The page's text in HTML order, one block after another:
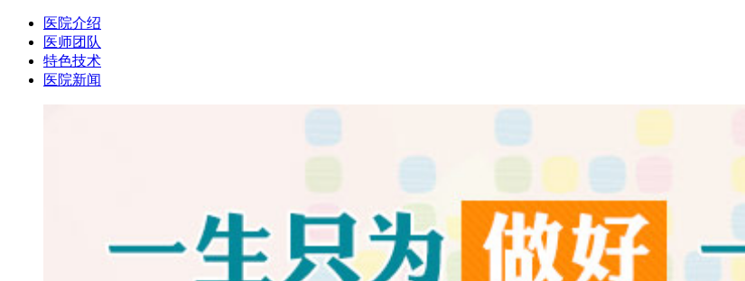
医院介绍
医师团队
特色技术
医院新闻